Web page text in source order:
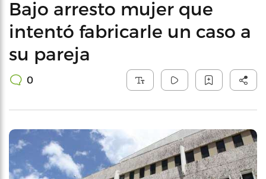
Bajo arresto mujer que
intentó fabricarle un caso a
su pareja
0